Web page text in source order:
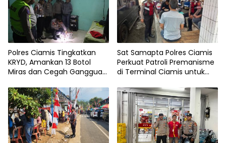
Polres Ciamis Tingkatkan
KRYD, Amankan 13 Botol
Miras dan Cegah Gangguan
Sat Samapta Polres Ciamis
Perkuat Patroli Premanisme
di Terminal Ciamis untuk